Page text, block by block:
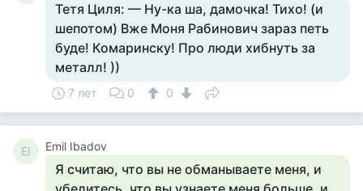
Тетя Циля: — Ну-ка ша, дамочка! Тихо! (и
шепотом) Вже Моня Рабинович зараз петь
буде! Комаринску! Про люди хибнуть за
металл! ))
7 лет 0 0
EI Emil Ibadov
Я считаю, что вы не обманываете меня, и